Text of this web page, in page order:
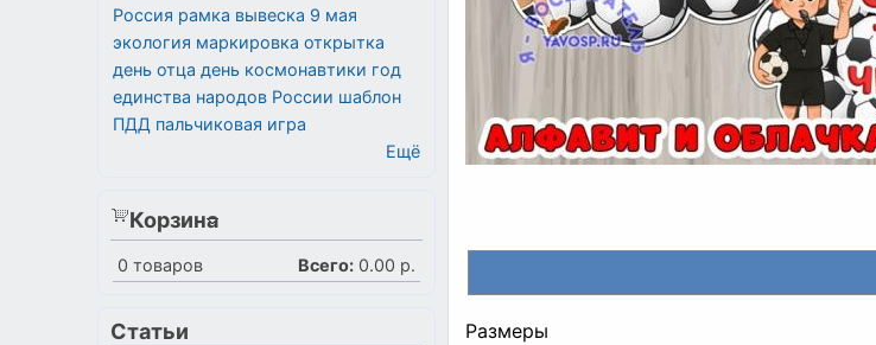
Размеры
Россия рамка вывеска 9 мая
экология маркировка открытка
день отца день космонавтики год
единства народов России шаблон
ПДД пальчиковая игра
Ещё
Корзина
0 товаров Всего: 0.00 р.
Статьи